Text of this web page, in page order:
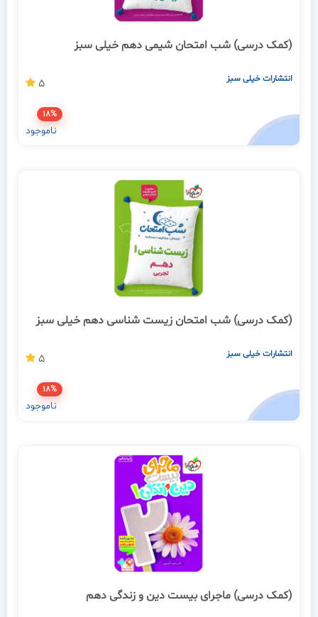
(کمک درسی) شب امتحان شیمی دهم خیلی سبز
انتشارات خیلی سبز 5
18%
ناموجود
(کمک درسی) شب امتحان زیست شناسی دهم خیلی سبز
انتشارات خیلی سبز 5
18%
ناموجود
(کمک درسی) ماجرای بیست دین و زندگی دهم